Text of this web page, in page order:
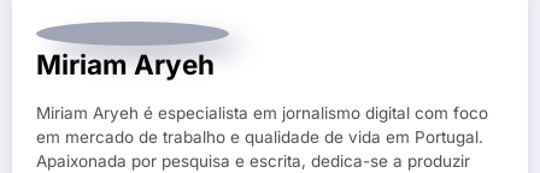
Miriam Aryeh
Miriam Aryeh é especialista em jornalismo digital com foco
em mercado de trabalho e qualidade de vida em Portugal.
Apaixonada por pesquisa e escrita, dedica-se a produzir